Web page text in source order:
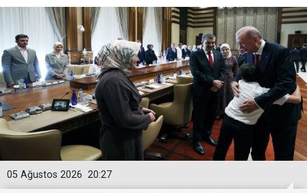
20:27
05 Ağustos 2026